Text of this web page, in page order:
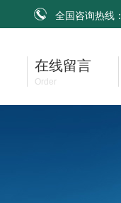
全国咨询热线：
在线留言
Order